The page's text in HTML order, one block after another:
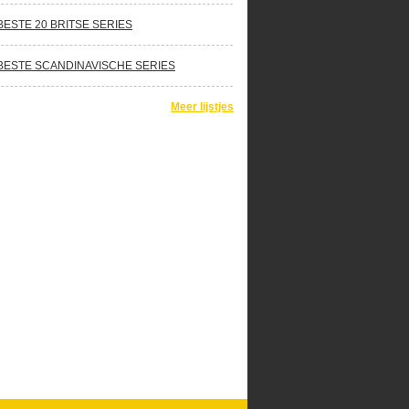
20 BRITSE SERIES
SCANDINAVISCHE SERIES
Meer lijstjes